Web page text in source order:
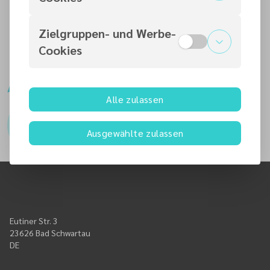
BibelPUNKT Ratekau
Infos Ort und Zeit: info@knotenpunkt.info
Ansprechpartner
Leitung Bibelkreis
Steinys
name@gmx.de
Eutiner Str. 3
23626 Bad Schwartau
DE
Zielgruppen- und Werbe-
Cookies
Alle zulassen
Ausgewählte zulassen